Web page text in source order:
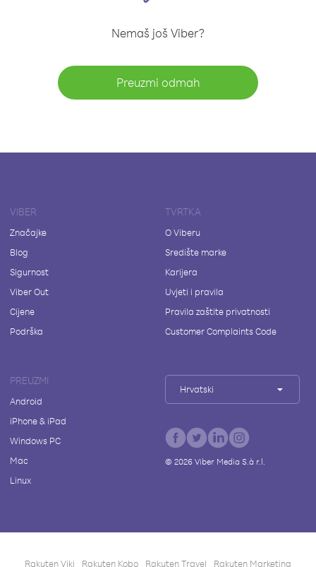
Nemaš još Viber?
Preuzmi odmah
VIBER
Značajke
Blog
Sigurnost
Viber Out
Cijene
Podrška
TVRTKA
O Viberu
Središte marke
Karijera
Uvjeti i pravila
Pravila zaštite privatnosti
Customer Complaints Code
PREUZMI
Android
iPhone & iPad
Windows PC
Mac
Linux
Hrvatski
© 2026Viber Media S.à r.l.
Rakuten Viki Rakuten Kobo Rakuten Travel Rakuten Marketing